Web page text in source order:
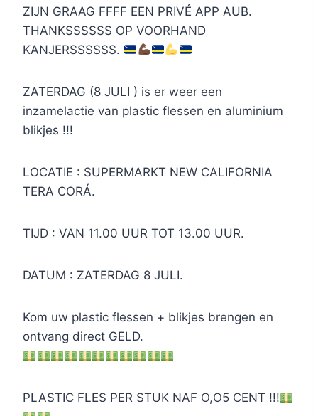
ZIJN GRAAG FFFF EEN PRIVÉ APP AUB.
THANKSSSSSS OP VOORHAND
KANJERSSSSSS.
ZATERDAG (8 JULI ) is er weer een
inzamelactie van plastic flessen en aluminium
blikjes !!!
LOCATIE : SUPERMARKT NEW CALIFORNIA
TERA CORÁ.
TIJD : VAN 11.00 UUR TOT 13.00 UUR.
DATUM : ZATERDAG 8 JULI.
Kom uw plastic flessen + blikjes brengen en
ontvang direct GELD.
PLASTIC FLES PER STUK NAF O,O5 CENT !!!